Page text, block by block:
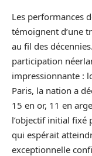
Les performances
témoignent d’une
au fil des
participation
impressionnante :
Paris, la nation a
15 en or, 11 en
l’objectif initial fixé
qui espérait
exceptionnelle